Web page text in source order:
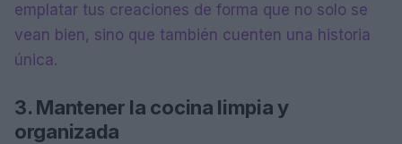
emplatar tus creaciones de forma que no solo se
vean bien, sino que también cuenten una historia
única.
3. Mantener la cocina limpia y
organizada